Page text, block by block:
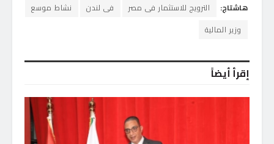
هاشتاج: الترويج للاستثمار فى مصر فى لندن
نشاط موسع
وزير المالية
إقرأ أيضاً